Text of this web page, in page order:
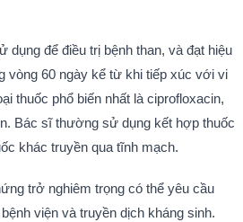
dụng để điều trị bệnh than, và đạt hiệu
vòng 60 ngày kể từ khi tiếp xúc với vi
thuốc phổ biến nhất là ciprofloxacin,
Bác sĩ thường sử dụng kết hợp thuốc
khác truyền qua tĩnh mạch.
trở nghiêm trọng có thể yêu cầu
viện và truyền dịch kháng sinh.